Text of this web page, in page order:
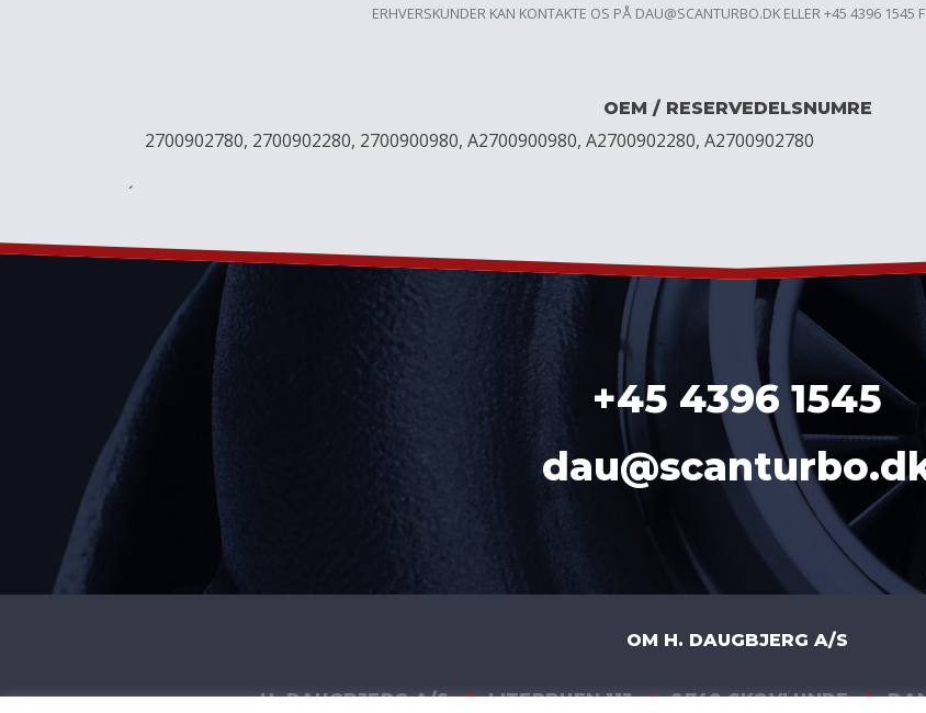
ERHVERSKUNDER KAN KONTAKTE OS PÅ DAU@SCANTURBO.DK ELLER +45 4396 1545
OEM / RESERVEDELSNUMRE
2700902780, 2700902280, 2700900980, A2700900980, A2700902280, A2700902780
´
+45 4396 1545
OM H. DAUGBJERG A/S
H. DAUGBJERG A/S | LITERBUEN 11J | 2740 SKOVLUNDE |